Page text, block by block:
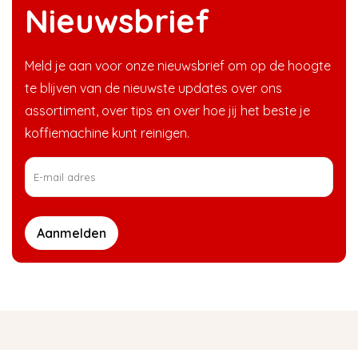
Nieuwsbrief
Meld je aan voor onze nieuwsbrief om op de hoogte
te blijven van de nieuwste updates over ons
assortiment, over tips en over hoe jij het beste je
koffiemachine kunt reinigen.
Aanmelden